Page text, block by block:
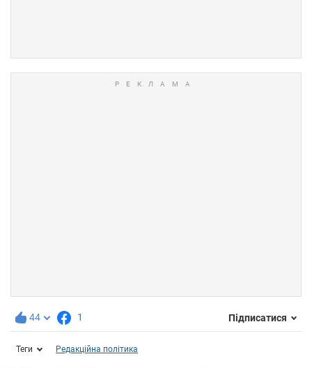
44 1 Підписатися
Теги Редакційна політика